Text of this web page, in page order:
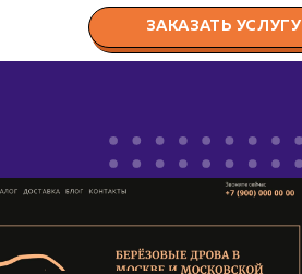
ЗАКАЗАТЬ УСЛУГУ